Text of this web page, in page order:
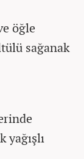
öğle
sağanak
yağışlı